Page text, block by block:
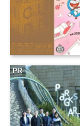
PR